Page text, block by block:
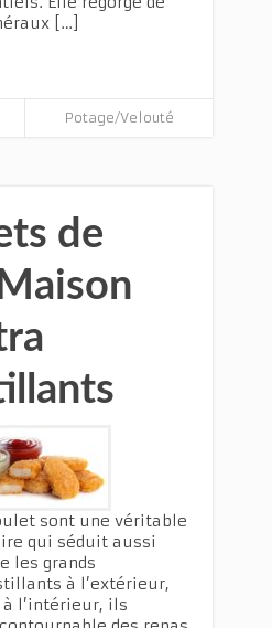
[…]
Potage/Velouté
de
sont une véritable
qui séduit aussi
les grands
à l’extérieur,
l’intérieur, ils